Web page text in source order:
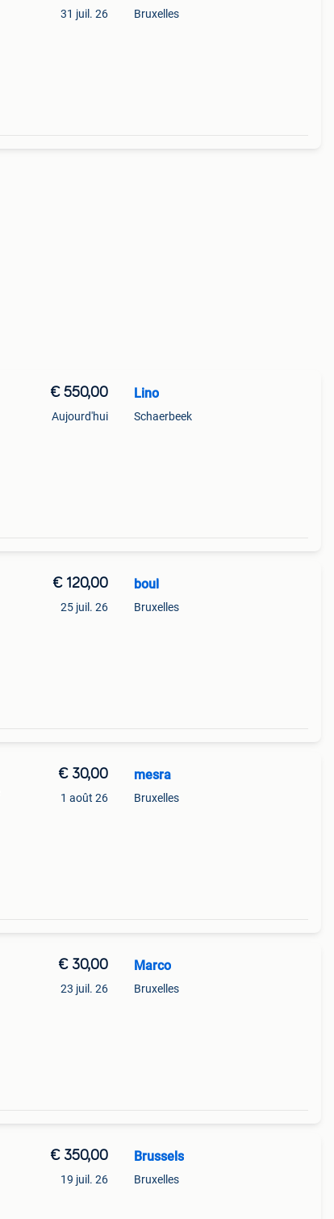
31 juil. 26 Bruxelles
€ 550,00
Aujourd'hui
Lino
Schaerbeek
€ 120,00
25 juil. 26
boul
Bruxelles
€ 30,00
1 août 26
mesra
Bruxelles
€ 30,00
23 juil. 26
Marco
Bruxelles
€ 350,00
19 juil. 26
Brussels
Bruxelles